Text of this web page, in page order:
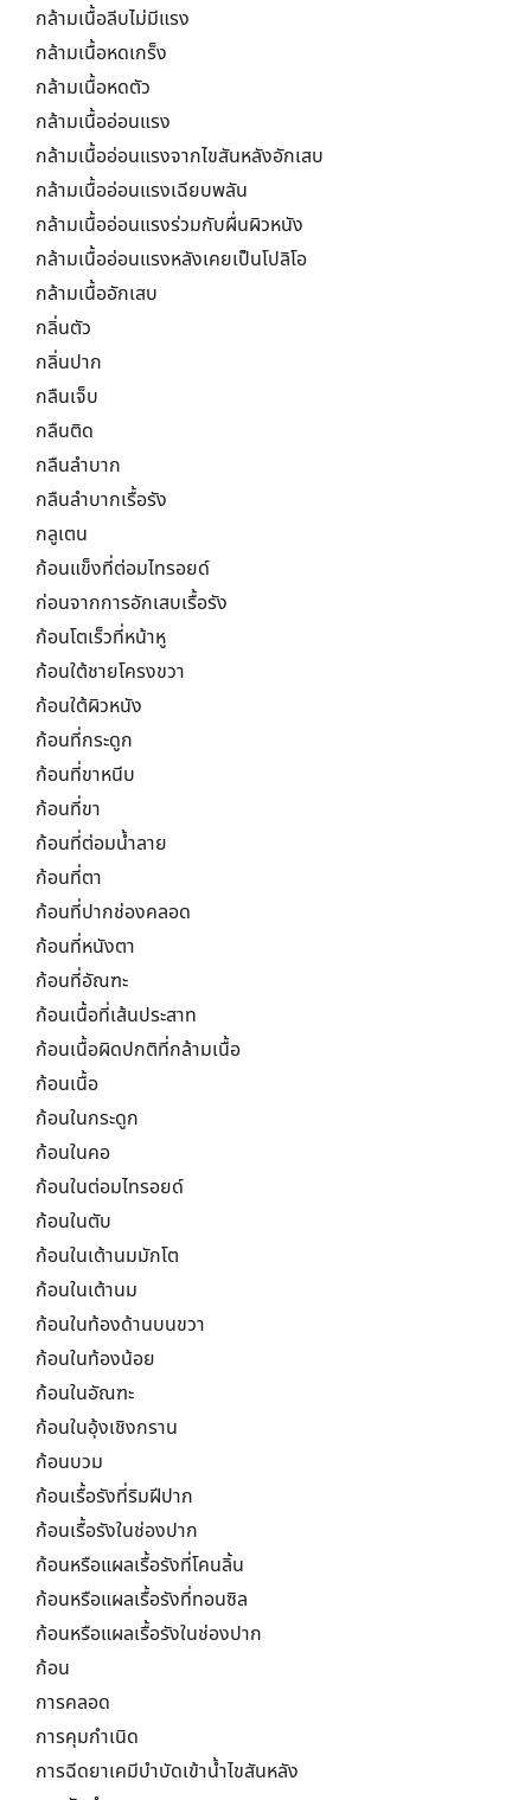
กล้ามเนื้อลีบไม่มีแรง
กล้ามเนื้อหดเกร็ง
กล้ามเนื้อหดตัว
กล้ามเนื้ออ่อนแรง
กล้ามเนื้ออ่อนแรงจากไขสันหลังอักเสบ
กล้ามเนื้ออ่อนแรงเฉียบพลัน
กล้ามเนื้ออ่อนแรงร่วมกับผื่นผิวหนัง
กล้ามเนื้ออ่อนแรงหลังเคยเป็นโปลิโอ
กล้ามเนื้ออักเสบ
กลิ่นตัว
กลิ่นปาก
กลืนเจ็บ
กลืนติด
กลืนลำบาก
กลืนลำบากเรื้อรัง
กลูเตน
ก้อนแข็งที่ต่อมไทรอยด์
ก่อนจากการอักเสบเรื้อรัง
ก้อนโตเร็วที่หน้าหู
ก้อนใต้ชายโครงขวา
ก้อนใต้ผิวหนัง
ก้อนที่กระดูก
ก้อนที่ขาหนีบ
ก้อนที่ขา
ก้อนที่ต่อมน้ำลาย
ก้อนที่ตา
ก้อนที่ปากช่องคลอด
ก้อนที่หนังตา
ก้อนที่อัณฑะ
ก้อนเนื้อที่เส้นประสาท
ก้อนเนื้อผิดปกติที่กล้ามเนื้อ
ก้อนเนื้อ
ก้อนในกระดูก
ก้อนในคอ
ก้อนในต่อมไทรอยด์
ก้อนในตับ
ก้อนในเต้านมมักโต
ก้อนในเต้านม
ก้อนในท้องด้านบนขวา
ก้อนในท้องน้อย
ก้อนในอัณฑะ
ก้อนในอุ้งเชิงกราน
ก้อนบวม
ก้อนเรื้อรังที่ริมฝีปาก
ก้อนเรื้อรังในช่องปาก
ก้อนหรือแผลเรื้อรังที่โคนลิ้น
ก้อนหรือแผลเรื้อรังที่ทอนซิล
ก้อนหรือแผลเรื้อรังในช่องปาก
ก้อน
การคลอด
การคุมกำเนิด
การฉีดยาเคมีบำบัดเข้าน้ำไขสันหลัง